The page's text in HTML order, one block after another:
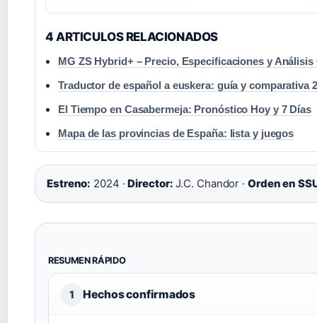
4 ARTICULOS RELACIONADOS
MG ZS Hybrid+ – Precio, Especificaciones y Análisis
Traductor de español a euskera: guía y comparativa
El Tiempo en Casabermeja: Pronóstico Hoy y 7 Días
Mapa de las provincias de España: lista y juegos
Estreno: 2024 ·Director: J.C. Chandor · Orden en
RESUMEN RÁPIDO
1 Hechos confirmados